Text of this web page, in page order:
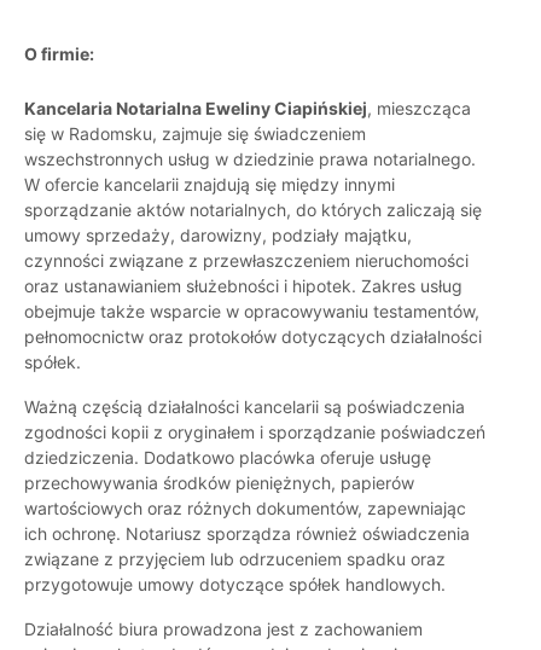
O firmie:
Kancelaria Notarialna Eweliny Ciapińskiej, mieszcząca
się w Radomsku, zajmuje się świadczeniem
wszechstronnych usług w dziedzinie prawa notarialnego.
W ofercie kancelarii znajdują się między innymi
sporządzanie aktów notarialnych, do których zaliczają się
umowy sprzedaży, darowizny, podziały majątku,
czynności związane z przewłaszczeniem nieruchomości
oraz ustanawianiem służebności i hipotek. Zakres usług
obejmuje także wsparcie w opracowywaniu testamentów,
pełnomocnictw oraz protokołów dotyczących działalności
spółek.
Ważną częścią działalności kancelarii są poświadczenia
zgodności kopii z oryginałem i sporządzanie poświadczeń
dziedziczenia. Dodatkowo placówka oferuje usługę
przechowywania środków pieniężnych, papierów
wartościowych oraz różnych dokumentów, zapewniając
ich ochronę. Notariusz sporządza również oświadczenia
związane z przyjęciem lub odrzuceniem spadku oraz
przygotowuje umowy dotyczące spółek handlowych.
Działalność biura prowadzona jest z zachowaniem